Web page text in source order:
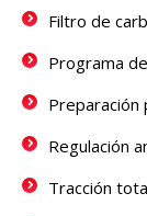
Filtro de
Programa
Preparación
Regulación
Tracción